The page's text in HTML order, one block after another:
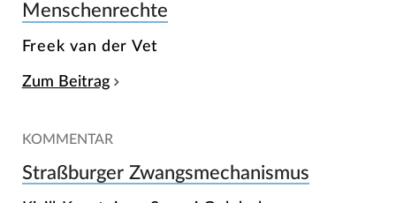
Menschenrechte
Freek van der Vet
Zum Beitrag
KOMMENTAR
Straßburger Zwangsmechanismus